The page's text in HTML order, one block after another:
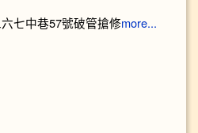
七中巷57號破管搶修more...